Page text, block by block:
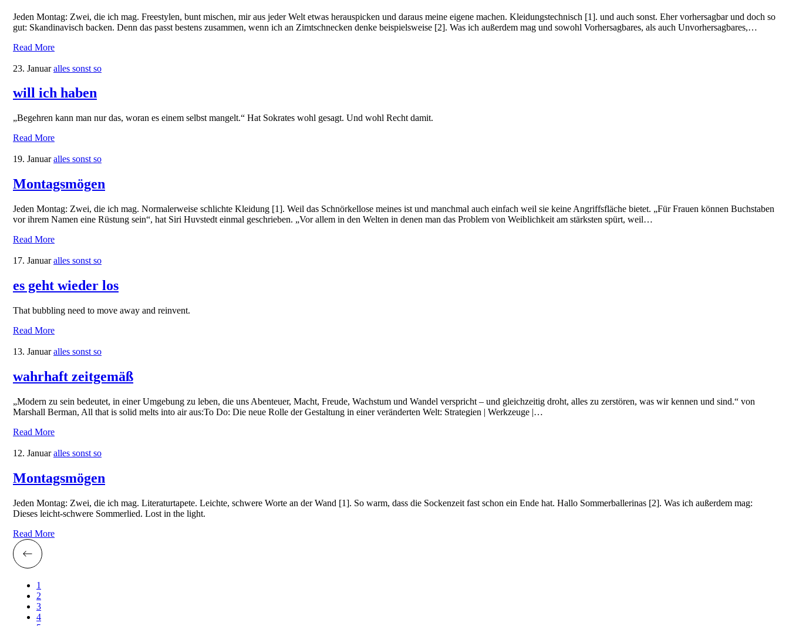
Jeden Montag: Zwei, die ich mag. Freestylen, bunt mischen, mir aus jeder Welt etwas herauspicken und daraus meine eigene machen. Kleidungstechnisch [1]. und auch sonst. Eher vorhersagbar und doch so
gut: Skandinavisch backen. Denn das passt bestens zusammen, wenn ich an Zimtschnecken denke beispielsweise [2]. Was ich außerdem mag und sowohl Vorhersagbares, als auch Unvorhersagbares,…
Read More
23. Januar alles sonst so
will ich haben
„Begehren kann man nur das, woran es einem selbst mangelt.“ Hat Sokrates wohl gesagt. Und wohl Recht damit.
Read More
19. Januar alles sonst so
Montagsmögen
Jeden Montag: Zwei, die ich mag. Normalerweise schlichte Kleidung [1]. Weil das Schnörkellose meines ist und manchmal auch einfach weil sie keine Angriffsfläche bietet. „Für Frauen können Buchstaben
vor ihrem Namen eine Rüstung sein“, hat Siri Huvstedt einmal geschrieben. „Vor allem in den Welten in denen man das Problem von Weiblichkeit am stärksten spürt, weil…
Read More
17. Januar alles sonst so
es geht wieder los
That bubbling need to move away and reinvent.
Read More
13. Januar alles sonst so
wahrhaft zeitgemäß
„Modern zu sein bedeutet, in einer Umgebung zu leben, die uns Abenteuer, Macht, Freude, Wachstum und Wandel verspricht – und gleichzeitig droht, alles zu zerstören, was wir kennen und sind.“ von
Marshall Berman, All that is solid melts into air aus:To Do: Die neue Rolle der Gestaltung in einer veränderten Welt: Strategien | Werkzeuge |…
Read More
12. Januar alles sonst so
Montagsmögen
Jeden Montag: Zwei, die ich mag. Literaturtapete. Leichte, schwere Worte an der Wand [1]. So warm, dass die Sockenzeit fast schon ein Ende hat. Hallo Sommerballerinas [2]. Was ich außerdem mag:
Dieses leicht-schwere Sommerlied. Lost in the light.
Read More
1
2
3
4